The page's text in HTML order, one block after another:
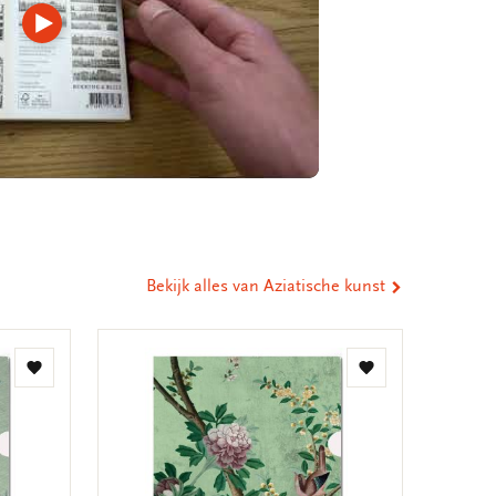
Video
afspelen
Bekijk alles van Aziatische kunst
Toevoegen
Toevoegen